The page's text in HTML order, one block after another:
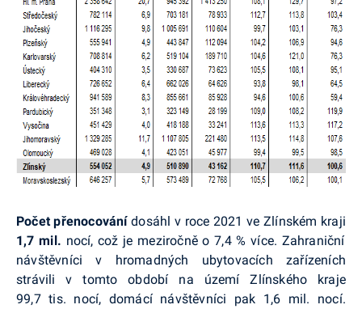
Počet přenocovánídosáhl v roce 2021 ve Zlínském kraji
1,7 mil. nocí, což je meziročně o 7,4 % více. Zahraniční
návštěvníci v hromadných ubytovacích zařízeních
strávili v tomto období na území Zlínského kraje
99,7 tis. nocí, domácí návštěvníci pak 1,6 mil. nocí.